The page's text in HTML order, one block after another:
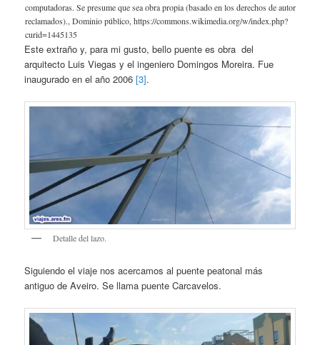
computadoras. Se presume que sea obra propia (basado en los derechos de autor
reclamados)., Dominio público, https://commons.wikimedia.org/w/index.php?
curid=1445135
Este extraño y, para mi gusto, bello puente es obra del
arquitecto Luis Viegas y el ingeniero Domingos Moreira. Fue
inaugurado en el año 2006 [3].
Detalle del lazo.
Siguiendo el viaje nos acercamos al puente peatonal más
antiguo de Aveiro. Se llama puente Carcavelos.